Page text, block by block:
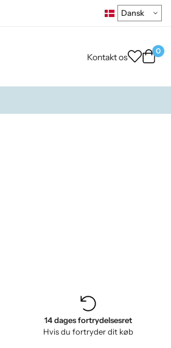
Kontakt os
0
14 dages fortrydelsesret
Hvis du fortryder dit køb